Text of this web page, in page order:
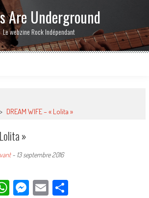
Are Underground
Le webzine Rock Indépendant
> DREAM WIFE – « Lolita »
»
- 13 septembre 2016
WhatsApp
Messenger
EmailPartager